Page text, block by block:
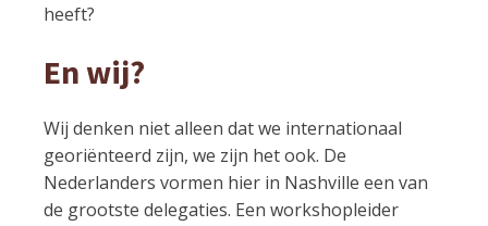
heeft?
En wij?
Wij denken niet alleen dat we internationaal
georiënteerd zijn, we zijn het ook. De
Nederlanders vormen hier in Nashville een van
de grootste delegaties. Een workshopleider